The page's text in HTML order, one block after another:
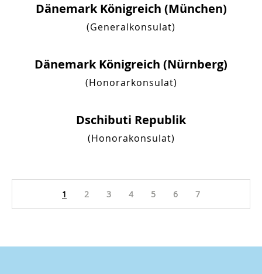
Dänemark Königreich (München)
(Generalkonsulat)
Dänemark Königreich (Nürnberg)
(Honorarkonsulat)
Dschibuti Republik
(Honorakonsulat)
1 2 3 4 5 6 7